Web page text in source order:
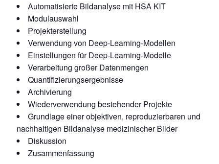
Automatisierte Bildanalyse mit HSA KIT
Modulauswahl
Projekterstellung
Verwendung von Deep-Learning-Modellen
Einstellungen für Deep-Learning-Modelle
Verarbeitung großer Datenmengen
Quantifizierungsergebnisse
Archivierung
Wiederverwendung bestehender Projekte
Grundlage einer objektiven, reproduzierbaren und
nachhaltigen Bildanalyse medizinischer Bilder
Diskussion
Zusammenfassung